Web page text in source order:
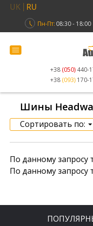
UK RU
Пн-Пт: 08:30 - 18:00
+38 (050) 440-
+38 (093) 170-
Шины
Сортировать по:
По данному запросу
По данному запросу